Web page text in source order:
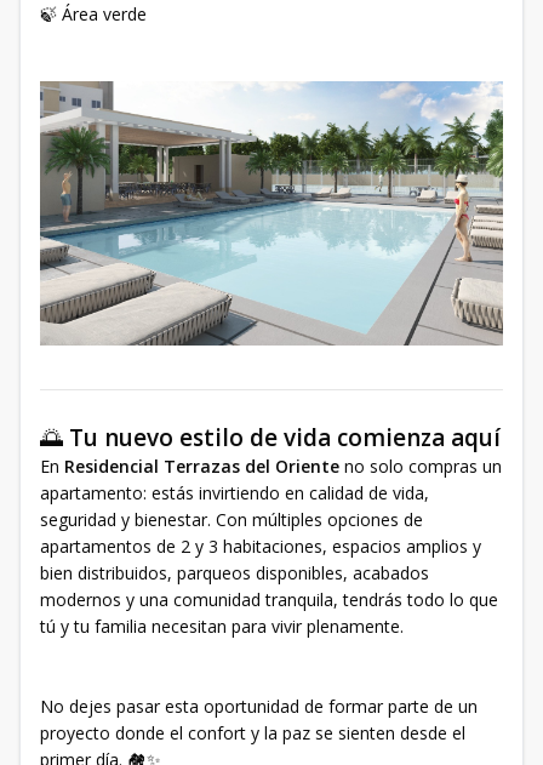
🍃 Área verde
🌅 Tu nuevo estilo de vida comienza aquí
En Residencial Terrazas del Oriente no solo compras un
apartamento: estás invirtiendo en calidad de vida,
seguridad y bienestar. Con múltiples opciones de
apartamentos de 2 y 3 habitaciones, espacios amplios y
bien distribuidos, parqueos disponibles, acabados
modernos y una comunidad tranquila, tendrás todo lo que
tú y tu familia necesitan para vivir plenamente.
No dejes pasar esta oportunidad de formar parte de un
proyecto donde el confort y la paz se sienten desde el
primer día. 🏘️✨